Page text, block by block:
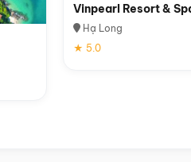
Vinpearl Resort &
Hạ Long
★ 5.0